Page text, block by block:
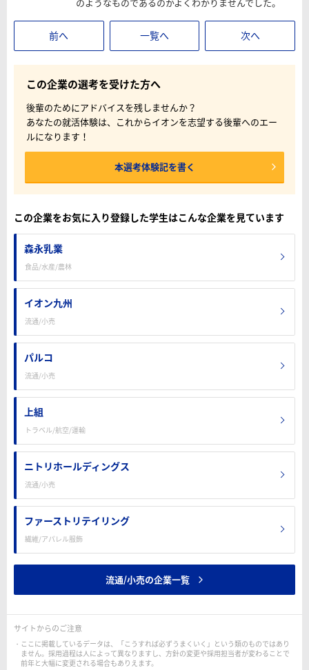
前へ 一覧へ 次へ
この企業の選考を受けた方へ
後輩のためにアドバイスを残しませんか？
あなたの就活体験は、これからイオンを志望する後輩へのエー
ルになります！
本選考体験記を書く
この企業をお気に入り登録した学生はこんな企業を見ています
森永乳業
食品/水産/農林
イオン九州
流通/小売
パルコ
流通/小売
上組
トラベル/航空/運輸
ニトリホールディングス
流通/小売
ファーストリテイリング
繊維/アパレル服飾
流通/小売の企業一覧
サイトからのご注意
ここに掲載しているデータは、「こうすれば必ずうまくいく」という類のものではあり
ません。採用過程は人によって異なりますし、方針の変更や採用担当者が変わることで
前年と大幅に変更される場合もありえます。